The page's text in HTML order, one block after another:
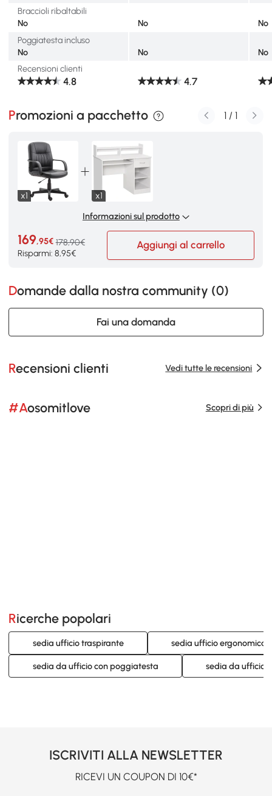
Braccioli ribaltabili
No
No
No
Poggiatesta incluso
No
No
No
Recensioni clienti
4.8 4.7
Promozioni a pacchetto
x1
x1
Informazioni sul prodotto
169,95€ 178,90€
Risparmi: 8,95€
Aggiungi al carrello
1 / 1
Domande dalla nostra community (0)
Fai una domanda
Recensioni clienti Vedi tutte le recensioni
#Aosomitlove Scopri di più
Ricerche popolari
sedia ufficio traspirante sedia ufficio ergonomica
sedia da ufficio con poggiatesta sedia da ufficio
ISCRIVITI ALLA NEWSLETTER
RICEVI UN COUPON DI 10€*